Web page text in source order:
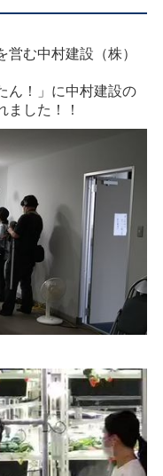
む中村建設（株）
ん！」に中村建設の
ました！！